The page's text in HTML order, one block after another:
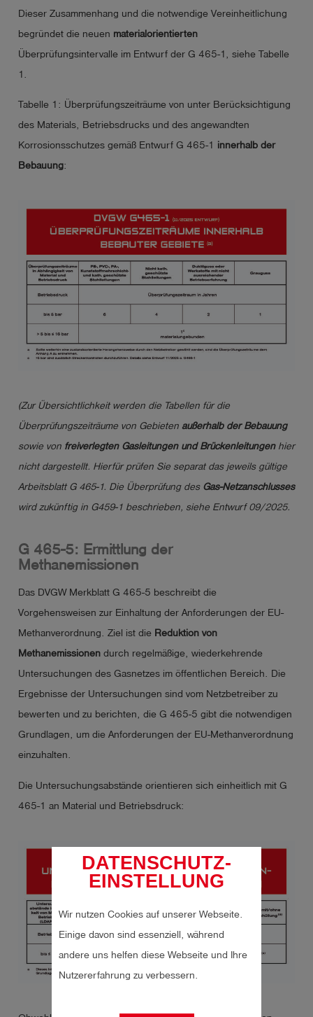
DATENSCHUTZ-
EINSTELLUNG
Wir nutzen Cookies auf unserer Webseite.
Einige davon sind essenziell, während
andere uns helfen diese Webseite und Ihre
Nutzererfahrung zu verbessern.
Dieser Zusammenhang und die notwendige Vereinheitlichung
begründet die neuen materialorientierten
Überprüfungsintervalle im Entwurf der G 465-1, siehe Tabelle
1.
Tabelle 1: Überprüfungszeiträume von unter Berücksichtigung
des Materials, Betriebsdrucks und des angewandten
Korrosionsschutzes gemäß Entwurf G 465-1 innerhalb der
Bebauung:
(Zur Übersichtlichkeit werden die Tabellen für die
Überprüfungszeiträume von Gebieten außerhalb der Bebauung
sowie von freiverlegten Gasleitungen und Brückenleitungenhier
nicht dargestellt. Hierfür prüfen Sie separat das jeweils gültige
Arbeitsblatt G 465-1. Die Überprüfung des Gas-Netzanschlusses
wird zukünftig in G459-1 beschrieben, siehe Entwurf 09/2025.
G 465-5: Ermittlung der
Methanemissionen
Das DVGW Merkblatt G 465-5 beschreibt die
Vorgehensweisen zur Einhaltung der Anforderungen der EU-
Methanverordnung. Ziel ist die Reduktion von
Methanemissionen durch regelmäßige, wiederkehrende
Untersuchungen des Gasnetzes im öffentlichen Bereich. Die
Ergebnisse der Untersuchungen sind vom Netzbetreiber zu
bewerten und zu berichten, die G 465-5 gibt die notwendigen
Grundlagen, um die Anforderungen der EU-Methanverordnung
einzuhalten.
Die Untersuchungsabstände orientieren sich einheitlich mit G
465-1 an Material und Betriebsdruck: